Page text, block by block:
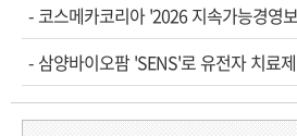
- 코스메카코리아 '2026 지속가능경
- 삼양바이오팜 'SENS'로 유전자 치료